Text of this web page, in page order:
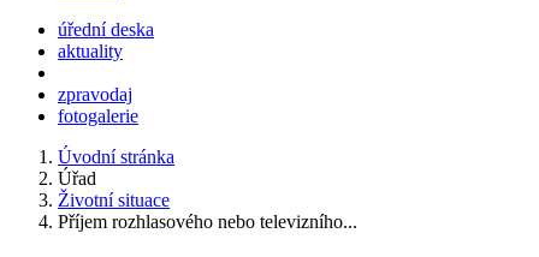
úřední deska
aktuality
zpravodaj
fotogalerie
Úvodní stránka
Úřad
Životní situace
Příjem rozhlasového nebo televizního...